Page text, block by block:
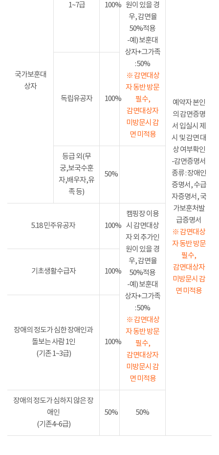
국가보훈대
상자
1~7급 100% 원이 있을 경
우, 감면율
50%적용
-예) 보훈대
상자+그가족
: 50%
※ 감면대상
자 동반 방문
필수,
감면대상자
미방문시 감
면 미적용
예약자 본인
의 감면증명
서 입실시 제
시 및 감면 대
상 여부확인
-감면증명서
종류 : 장애인
증명서, 수급
자증명서, 국
가보훈처발
급증명서
※ 감면대상
자 동반 방문
필수,
감면대상자
미방문시 감
면 미적용
독립유공자 100%
등급 외(무
궁,보국수훈
자,배우자,유
족 등)
50%
5.18 민주유공자 100%
캠핑장 이용
시 감면대상
자 외 추가인
원이 있을 경
우, 감면율
50%적용
-예) 보훈대
상자+그가족
: 50%
※ 감면대상
자 동반 방문
필수,
감면대상자
미방문시 감
면 미적용
기초생활수급자 100%
장애의 정도가 심한 장애인과
돌보는 사람 1인
(기존 1~3급)
100%
장애의 정도가 심하지 않은 장
애인
(기존4~6급)
50% 50%